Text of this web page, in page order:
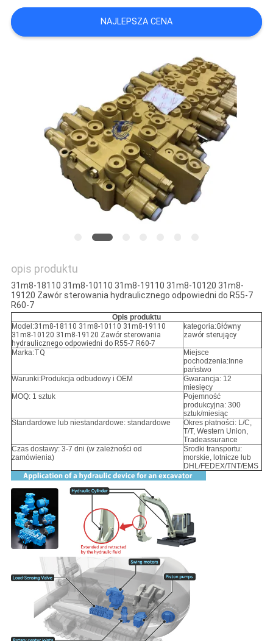
WSZYSTKIE
WYCENĘ
SITEMAP
NAJLEPSZA CENA
opis produktu
31m8-18110 31m8-10110 31m8-19110 31m8-10120 31m8-
19120 Zawór sterowania hydraulicznego odpowiedni do R55-7
R60-7
Opis produktu
Model:31m8-18110 31m8-10110 31m8-19110
31m8-10120 31m8-19120 Zawór sterowania
hydraulicznego odpowiedni do R55-7 R60-7
kategoria:Główny
zawór sterujący
Marka:TQ
Miejsce
pochodzenia:Inne
państwo
Warunki:Produkcja odbudowy i OEM
Gwarancja: 12
miesięcy
MOQ: 1 sztuk
Pojemność
produkcyjna: 300
sztuk/miesiąc
Standardowe lub niestandardowe: standardowe
Okres płatności: L/C,
T/T, Western Union,
Tradeassurance
Czas dostawy: 3-7 dni (w zależności od
zamówienia)
Środki transportu:
morskie, lotnicze lub
DHL/FEDEX/TNT/EMS